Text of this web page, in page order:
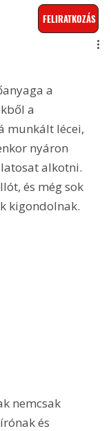
FELIRATKOZÁS
a
a
munkált lécei,
nyáron
alkotni.
és még sok
kigondolnak.
nemcsak
és